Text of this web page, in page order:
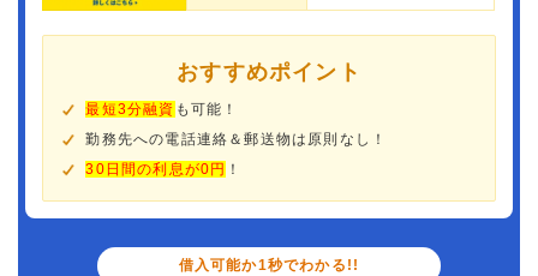
おすすめポイント
最短3分融資 も可能！
勤務先への電話連絡＆郵送物は原則なし！
30日間の利息が0円 ！
借入可能か1秒でわかる!!